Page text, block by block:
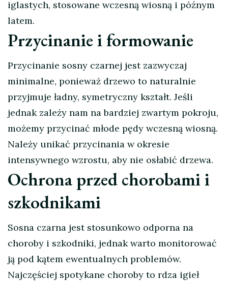
iglastych, stosowane wczesną wiosną i późnym
latem.
Przycinanie i formowanie
Przycinanie sosny czarnej jest zazwyczaj
minimalne, ponieważ drzewo to naturalnie
przyjmuje ładny, symetryczny kształt. Jeśli
jednak zależy nam na bardziej zwartym pokroju,
możemy przycinać młode pędy wczesną wiosną.
Należy unikać przycinania w okresie
intensywnego wzrostu, aby nie osłabić drzewa.
Ochrona przed chorobami i
szkodnikami
Sosna czarna jest stosunkowo odporna na
choroby i szkodniki, jednak warto monitorować
ją pod kątem ewentualnych problemów.
Najczęściej spotykane choroby to rdza igieł